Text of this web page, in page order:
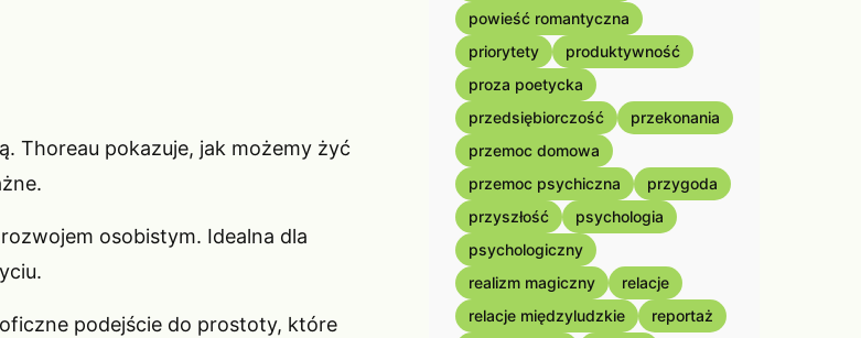
Thoreau pokazuje, jak możemy żyć
osobistym. Idealna dla
podejście do prostoty, które
powieść romantyczna
priorytety
produktywność
proza poetycka
przedsiębiorczość
przekonania
przemoc domowa
przemoc psychiczna
przygoda
przyszłość
psychologia
psychologiczny
realizm magiczny
relacje
relacje międzyludzkie
reportaż